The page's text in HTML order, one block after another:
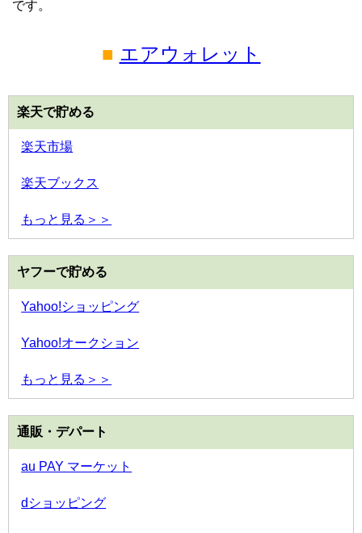
です。
■ エアウォレット
楽天で貯める
楽天市場
楽天ブックス
もっと見る＞＞
ヤフーで貯める
Yahoo!ショッピング
Yahoo!オークション
もっと見る＞＞
通販・デパート
au PAY マーケット
dショッピング